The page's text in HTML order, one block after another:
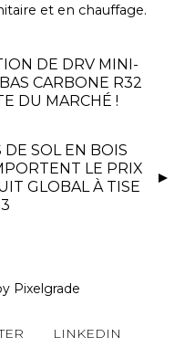
et en chauffage.
DE DRV MINI-
CARBONE R32
DU MARCHÉ !
DE SOL EN BOIS
LE PRIX
GLOBAL À TISE
Pixelgrade
LINKEDIN